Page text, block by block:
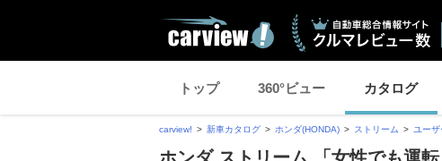
トップ 360°ビュー カタログ
carview! 新車カタログ ホンダ(HONDA) ストリーム ユー